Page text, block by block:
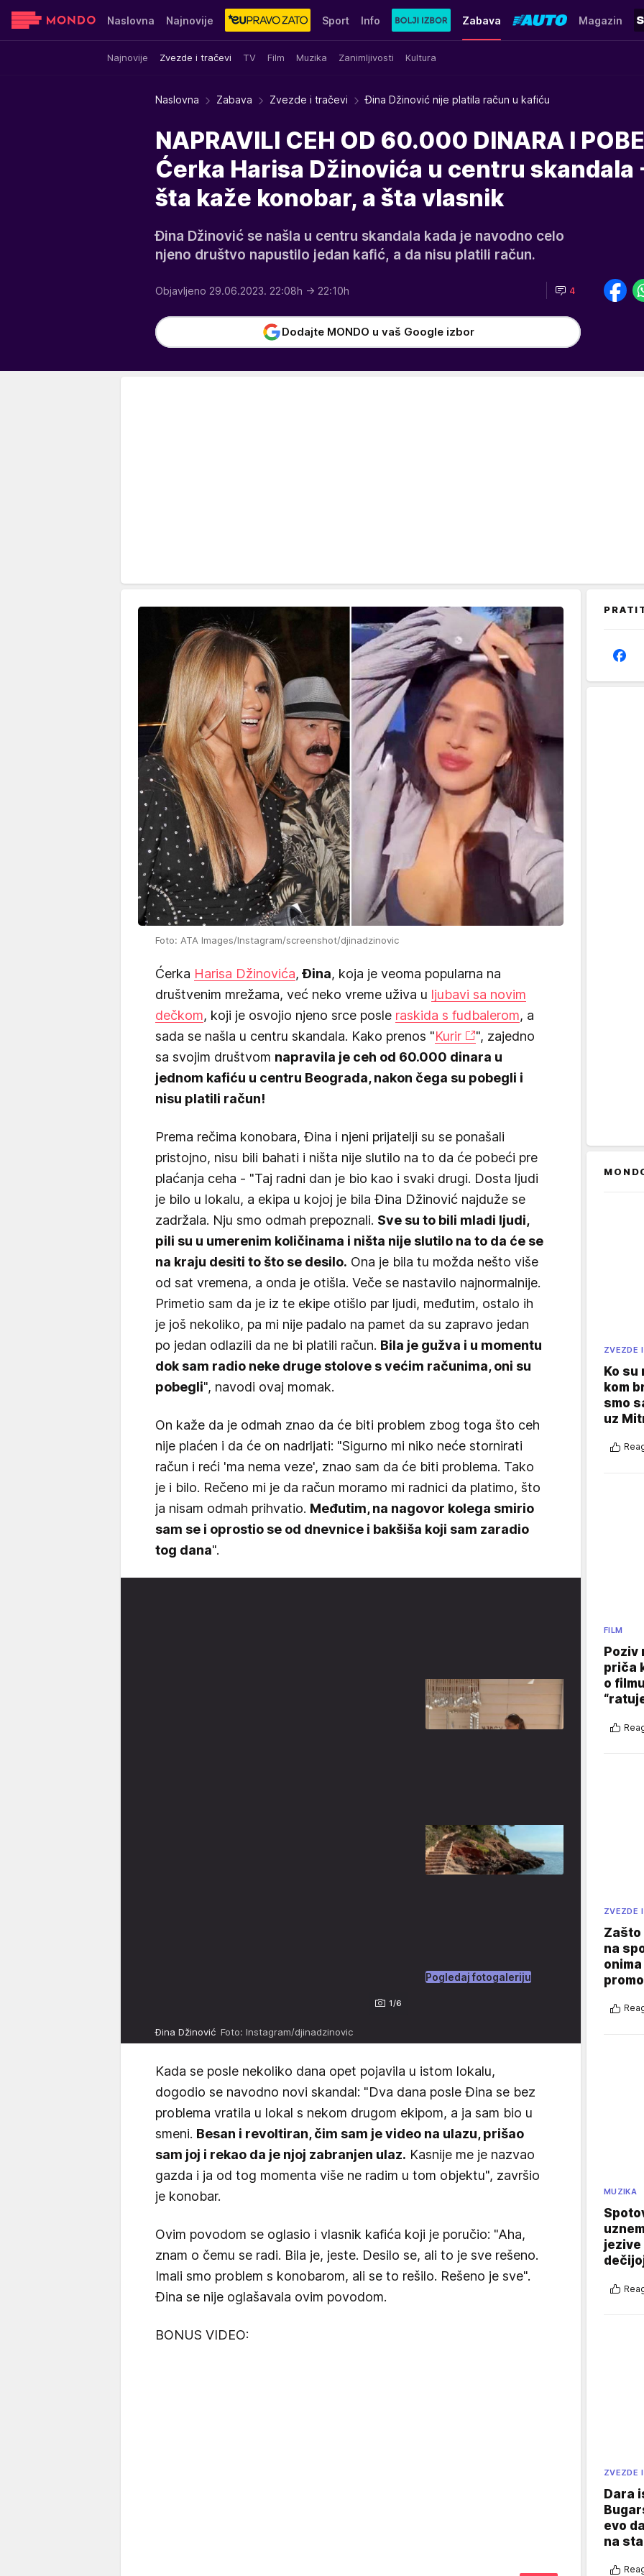
Naslovna Najnovije Sport Info Zabava
Najnovije Zvezde i tračevi TV Film Muzika Zanimljivosti Kultura
Magazin
Sensa Stvar ukusa Yumama
Naslovna Zabava Zvezde i tračevi Đina Džinović nije platila račun u kafiću
NAPRAVILI CEH OD 60.000 DINARA I
Ćerka Harisa Džinovića u centru skandala
šta kaže konobar, a šta vlasnik
Đina Džinović se našla u centru skandala kada je navodno celo
njeno društvo napustilo jedan kafić, a da nisu platili račun.
Objavljeno 29.06.2023. 22:08h → 22:10h 4
Dodajte MONDO u vaš Google izbor
Foto: ATA Images/Instagram/screenshot/djinadzinovic
Ćerka Harisa Džinovića,Đina, koja je veoma popularna na
društvenim mrežama, već neko vreme uživa u ljubavi sa novim
dečkom, koji je osvojio njeno srce posle raskida s fudbalerom, a
sada se našla u centru skandala. Kako prenos "Kurir
", zajedno
sa svojim društvom napravila je ceh od 60.000 dinara u
jednom kafiću u centru Beograda, nakon čega su pobegli i
nisu platili račun!
Prema rečima konobara, Đina i njeni prijatelji su se ponašali
pristojno, nisu bili bahati i ništa nije slutilo na to da će pobeći pre
plaćanja ceha - "Taj radni dan je bio kao i svaki drugi. Dosta ljudi
je bilo u lokalu, a ekipa u kojoj je bila Đina Džinović najduže se
zadržala. Nju smo odmah prepoznali. Sve su to bili mladi ljudi,
pili su u umerenim količinama i ništa nije slutilo na to da će se
na kraju desiti to što se desilo. Ona je bila tu možda nešto više
od sat vremena, a onda je otišla. Veče se nastavilo najnormalnije.
Primetio sam da je iz te ekipe otišlo par ljudi, međutim, ostalo ih
je još nekoliko, pa mi nije padalo na pamet da su zapravo jedan
po jedan odlazili da ne bi platili račun. Bila je gužva i u momentu
dok sam radio neke druge stolove s većim računima, oni su
pobegli", navodi ovaj momak.
On kaže da je odmah znao da će biti problem zbog toga što ceh
nije plaćen i da će on nadrljati: "Sigurno mi niko neće stornirati
račun i reći 'ma nema veze', znao sam da će biti problema. Tako
je i bilo. Rečeno mi je da račun moramo mi radnici da platimo, što
ja nisam odmah prihvatio. Međutim, na nagovor kolega smirio
sam se i oprostio se od dnevnice i bakšiša koji sam zaradio
tog dana".
1/6
Pogledaj fotogaleriju
Đina Džinović Foto: Instagram/djinadzinovic
Kada se posle nekoliko dana opet pojavila u istom lokalu,
dogodio se navodno novi skandal: "Dva dana posle Đina se bez
problema vratila u lokal s nekom drugom ekipom, a ja sam bio u
smeni. Besan i revoltiran, čim sam je video na ulazu, prišao
sam joj i rekao da je njoj zabranjen ulaz. Kasnije me je nazvao
gazda i ja od tog momenta više ne radim u tom objektu", završio
je konobar.
Ovim povodom se oglasio i vlasnik kafića koji je poručio: "Aha,
znam o čemu se radi. Bila je, jeste. Desilo se, ali to je sve rešeno.
Imali smo problem s konobarom, ali se to rešilo. Rešeno je sve".
Đina se nije oglašavala ovim povodom.
BONUS VIDEO:
ZVEZDE
Ko su
kom
smo
uz
FILM
Poziv
priča
o
ZVEZDE
Zašto
na
MUZIKA
jezive
ZVEZDE
Dara
evo
na